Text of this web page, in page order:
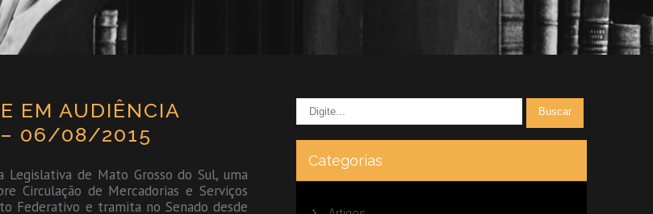
EM AUDIÊNCIA
– 06/08/2015
Legislativa de Mato Grosso do Sul, uma
Circulação de Mercadorias e Serviços
Federativo e tramita no Senado desde
Categorias